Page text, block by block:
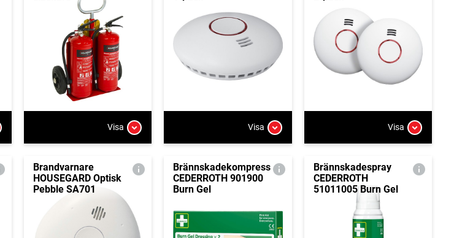
Visa Visa Visa
Brandvarnare
HOUSEGARD Optisk
Pebble SA701
Brännskadekompress
CEDERROTH 901900
Burn Gel
Brännskadespray
CEDERROTH
51011005 Burn Gel